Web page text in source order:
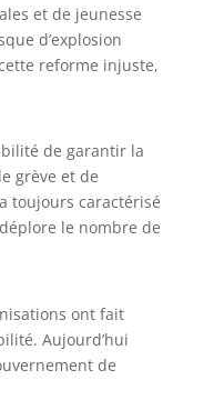
et de jeunesse
d’explosion
reforme injuste,
de garantir la
grève et de
toujours caractérisé
le nombre de
ont fait
Aujourd’hui
de